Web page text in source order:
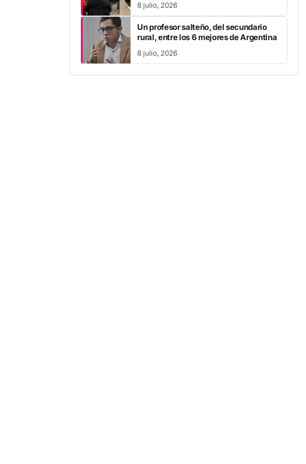
8 julio, 2026
Un profesor salteño, del secundario
rural, entre los 6 mejores de Argentina
8 julio, 2026